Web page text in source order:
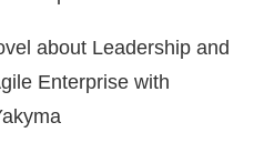
about Leadership and
Enterprise with